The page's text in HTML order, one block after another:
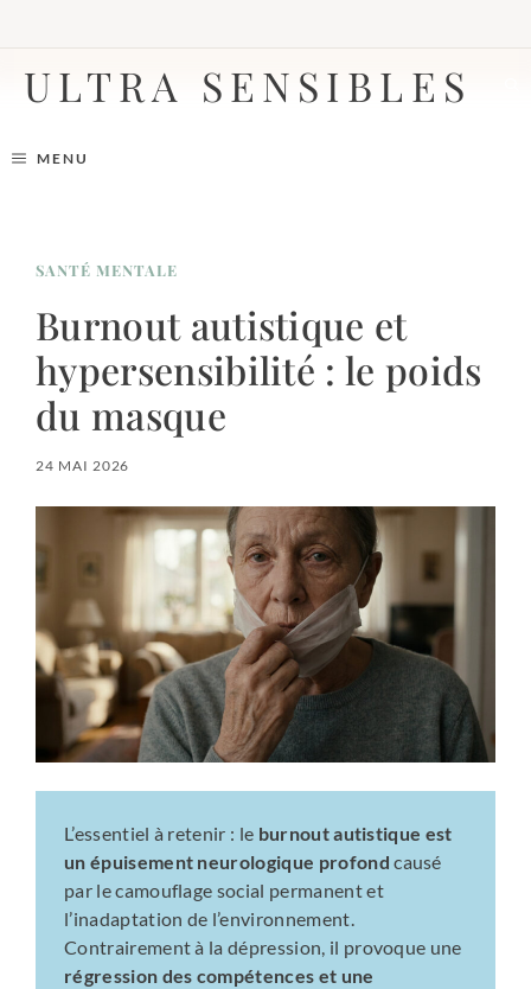
contenu
ULTRA SENSIBLES
MENU
SANTÉ MENTALE
Burnout autistique et
hypersensibilité : le poids
du masque
24 MAI 2026
L’essentiel à retenir : le burnout autistique est
un épuisement neurologique profond causé
par le camouflage social permanent et
l’inadaptation de l’environnement.
Contrairement à la dépression, il provoque une
régression des compétences et une